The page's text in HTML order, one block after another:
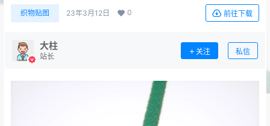
织物贴图 23年3月12日 0 前往下载
大柱
站长
关注 私信